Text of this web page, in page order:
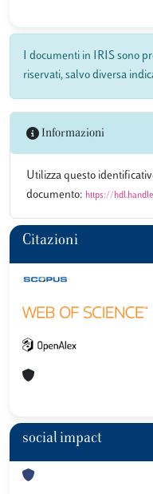
I documenti in IRIS sono
riservati, salvo diversa
Informazioni
Utilizza questo
documento: https://
Citazioni
social impact